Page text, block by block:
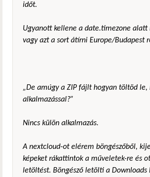
időt.
Ugyanott kellene a date.timezone alatt
vagy azt a sort átírni Europe/Budapest
„De amúgy a ZIP fájlt hogyan töltöd le,
alkalmazással?”
Nincs külön alkalmazás.
A nextcloud-ot elérem böngészőből,
képeket rákattintok a műveletek-re és
letöltést. Böngésző letölti a Downloads